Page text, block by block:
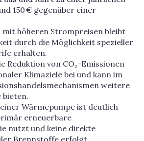
150 € gegenüber einer
mit höheren Strompreisen bleibt
durch die Möglichkeit spezieller
erhalten.
Reduktion von CO₂-Emissionen
Klimaziele bei und kann im
weitere
bieten.
Wärmepumpe ist deutlich
erneuerbare
nutzt und keine direkte